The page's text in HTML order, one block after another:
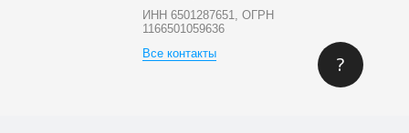
ИНН 6501287651, ОГРН
1166501059636
Все контакты
?